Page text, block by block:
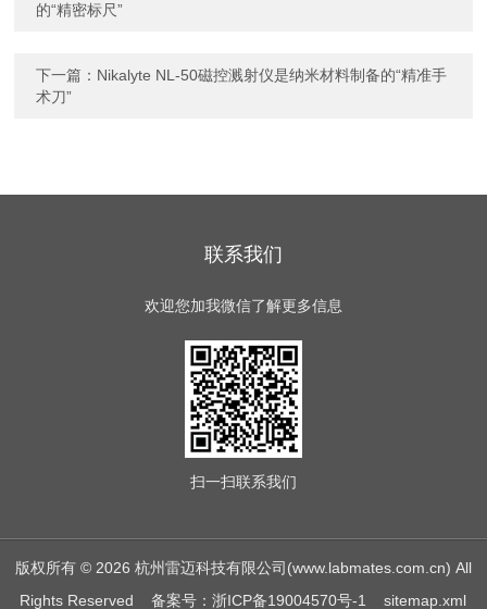
的“精密标尺”
下一篇： Nikalyte NL-50磁控溅射仪是纳米材料制备的“精准手
术刀”
联系我们
欢迎您加我微信了解更多信息
扫一扫联系我们
版权所有 © 2026 杭州雷迈科技有限公司(www.labmates.com.cn) All
Rights Reserved备案号：浙ICP备19004570号-1 sitemap.xml